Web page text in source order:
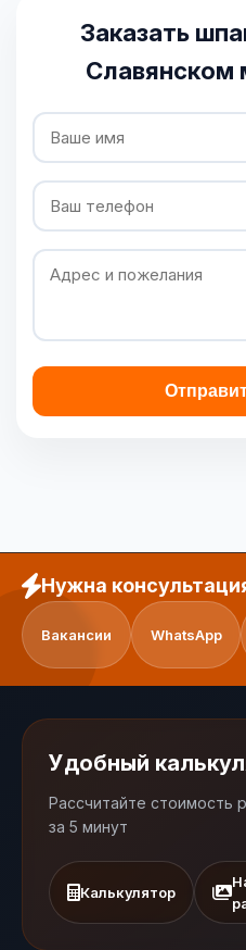
Заказать
Славянском
Нужна
Вакансии WhatsApp
Удобный
Рассчитайте стоимость
за 5 минут
Калькулятор